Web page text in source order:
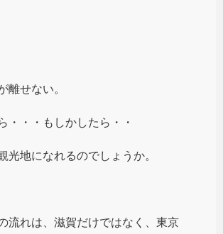
離せない。
・・・もしかしたら・・
光地になれるのでしょうか。
流れは、滋賀だけではなく、東京